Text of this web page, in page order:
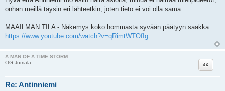
onhan meillä täysin eri lähteetkin, joten tieto ei voi olla sama.
MAAILMAN TILA - Näkemys koko hommasta syvään päätyyn saakka
https://www.youtube.com/watch?v=qRimtWTOfIg
A MAN OF A TIME STORM
OG Jumala
Re: Antinniemi
Lainaa